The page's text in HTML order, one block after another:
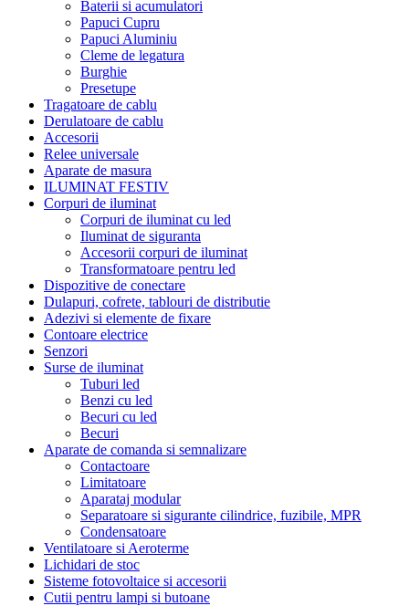
Baterii si acumulatori
Papuci Cupru
Papuci Aluminiu
Cleme de legatura
Burghie
Presetupe
Tragatoare de cablu
Derulatoare de cablu
Accesorii
Relee universale
Aparate de masura
ILUMINAT FESTIV
Corpuri de iluminat
Corpuri de iluminat cu led
Iluminat de siguranta
Accesorii corpuri de iluminat
Transformatoare pentru led
Dispozitive de conectare
Dulapuri, cofrete, tablouri de distributie
Adezivi si elemente de fixare
Contoare electrice
Senzori
Surse de iluminat
Tuburi led
Benzi cu led
Becuri cu led
Becuri
Aparate de comanda si semnalizare
Contactoare
Limitatoare
Aparataj modular
Separatoare si sigurante cilindrice, fuzibile, MPR
Condensatoare
Ventilatoare si Aeroterme
Lichidari de stoc
Sisteme fotovoltaice si accesorii
Cutii pentru lampi si butoane